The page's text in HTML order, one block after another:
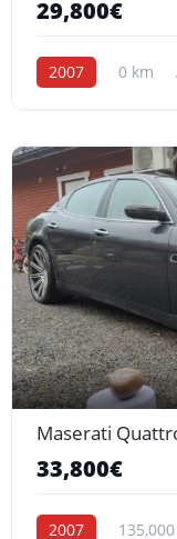
29,800€
2007 0 km
Maserati
33,800€
2007